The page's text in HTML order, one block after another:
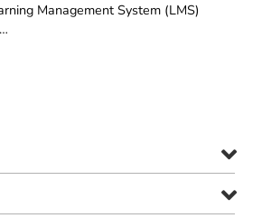
Management System (LMS)